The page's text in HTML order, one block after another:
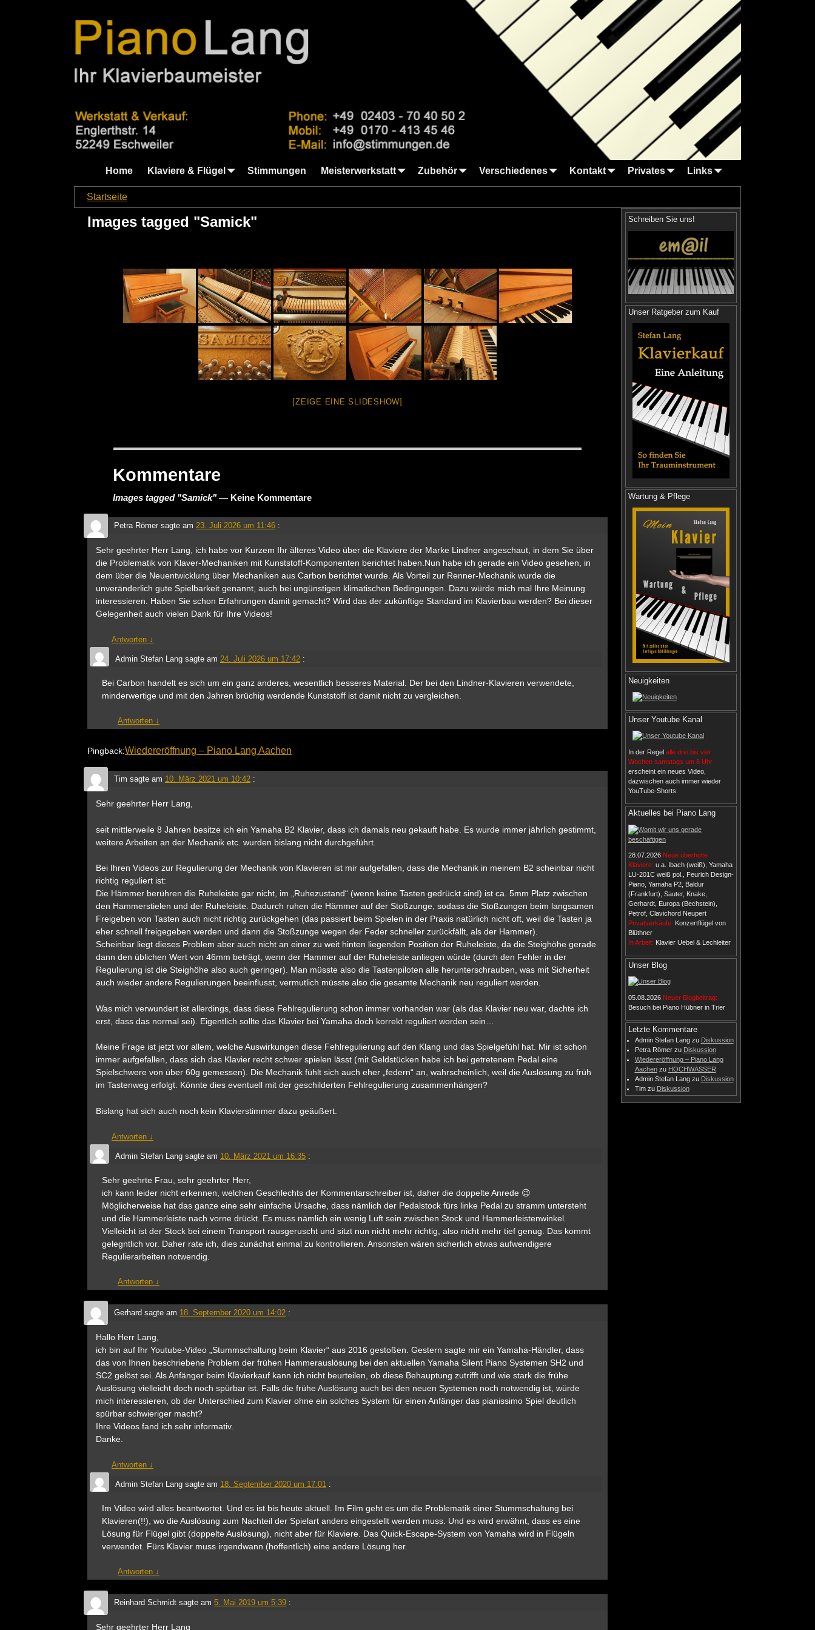
Home Klaviere & Flügel Stimmungen Meisterwerkstatt Zubehör Verschiedenes Kontakt Privates Links
Startseite
Images tagged "Samick"
[ZEIGE EINE SLIDESHOW]
Kommentare
Images tagged "Samick"— Keine Kommentare
Petra Römer sagte am 23. Juli 2026 um 11:46 :
Sehr geehrter Herr Lang, ich habe vor Kurzem Ihr älteres Video über die Klaviere der Marke Lindner angeschaut, in dem Sie über
die Problematik von Klaver-Mechaniken mit Kunststoff-Komponenten berichtet haben.Nun habe ich gerade ein Video gesehen, in
dem über die Neuentwicklung über Mechaniken aus Carbon berichtet wurde. Als Vorteil zur Renner-Mechanik wurde die
unveränderlich gute Spielbarkeit genannt, auch bei ungünstigen klimatischen Bedingungen. Dazu würde mich mal Ihre Meinung
interessieren. Haben Sie schon Erfahrungen damit gemacht? Wird das der zukünftige Standard im Klavierbau werden? Bei dieser
Gelegenheit auch vielen Dank für Ihre Videos!
Antworten ↓
Admin Stefan Lang sagte am 24. Juli 2026 um 17:42 :
Bei Carbon handelt es sich um ein ganz anderes, wesentlich besseres Material. Der bei den Lindner-Klavieren verwendete,
minderwertige und mit den Jahren brüchig werdende Kunststoff ist damit nicht zu vergleichen.
Antworten ↓
Pingback:Wiedereröffnung – Piano Lang Aachen
Tim sagte am 10. März 2021 um 10:42 :
Sehr geehrter Herr Lang,
seit mittlerweile 8 Jahren besitze ich ein Yamaha B2 Klavier, dass ich damals neu gekauft habe. Es wurde immer jährlich gestimmt,
weitere Arbeiten an der Mechanik etc. wurden bislang nicht durchgeführt.
Bei Ihren Videos zur Regulierung der Mechanik von Klavieren ist mir aufgefallen, dass die Mechanik in meinem B2 scheinbar nicht
richtig reguliert ist:
Die Hämmer berühren die Ruheleiste gar nicht, im „Ruhezustand“ (wenn keine Tasten gedrückt sind) ist ca. 5mm Platz zwischen
den Hammerstielen und der Ruheleiste. Dadurch ruhen die Hämmer auf der Stoßzunge, sodass die Stoßzungen beim langsamen
Freigeben von Tasten auch nicht richtig zurückgehen (das passiert beim Spielen in der Praxis natürlich nicht oft, weil die Tasten ja
eher schnell freigegeben werden und dann die Stoßzunge wegen der Feder schneller zurückfällt, als der Hammer).
Scheinbar liegt dieses Problem aber auch nicht an einer zu weit hinten liegenden Position der Ruheleiste, da die Steighöhe gerade
dann den üblichen Wert von 46mm beträgt, wenn der Hammer auf der Ruheleiste anliegen würde (durch den Fehler in der
Regulierung ist die Steighöhe also auch geringer). Man müsste also die Tastenpiloten alle herunterschrauben, was mit Sicherheit
auch wieder andere Regulierungen beeinflusst, vermutlich müsste also die gesamte Mechanik neu reguliert werden.
Was mich verwundert ist allerdings, dass diese Fehlregulierung schon immer vorhanden war (als das Klavier neu war, dachte ich
erst, dass das normal sei). Eigentlich sollte das Klavier bei Yamaha doch korrekt reguliert worden sein…
Meine Frage ist jetzt vor allem, welche Auswirkungen diese Fehlregulierung auf den Klang und das Spielgefühl hat. Mir ist schon
immer aufgefallen, dass sich das Klavier recht schwer spielen lässt (mit Geldstücken habe ich bei getretenem Pedal eine
Spielschwere von über 60g gemessen). Die Mechanik fühlt sich auch eher „federn“ an, wahrscheinlich, weil die Auslösung zu früh
im Tastenweg erfolgt. Könnte dies eventuell mit der geschilderten Fehlregulierung zusammenhängen?
Bislang hat sich auch noch kein Klavierstimmer dazu geäußert.
Antworten ↓
Admin Stefan Lang sagte am 10. März 2021 um 16:35 :
Sehr geehrte Frau, sehr geehrter Herr,
ich kann leider nicht erkennen, welchen Geschlechts der Kommentarschreiber ist, daher die doppelte Anrede 😉
Möglicherweise hat das ganze eine sehr einfache Ursache, dass nämlich der Pedalstock fürs linke Pedal zu stramm untersteht
und die Hammerleiste nach vorne drückt. Es muss nämlich ein wenig Luft sein zwischen Stock und Hammerleistenwinkel.
Vielleicht ist der Stock bei einem Transport rausgeruscht und sitzt nun nicht mehr richtig, also nicht mehr tief genug. Das kommt
gelegntlich vor. Daher rate ich, dies zunächst einmal zu kontrollieren. Ansonsten wären sicherlich etwas aufwendigere
Regulierarbeiten notwendig.
Antworten ↓
Gerhard sagte am 18. September 2020 um 14:02 :
Hallo Herr Lang,
ich bin auf Ihr Youtube-Video „Stummschaltung beim Klavier“ aus 2016 gestoßen. Gestern sagte mir ein Yamaha-Händler, dass
das von Ihnen beschriebene Problem der frühen Hammerauslösung bei den aktuellen Yamaha Silent Piano Systemen SH2 und
SC2 gelöst sei. Als Anfänger beim Klavierkauf kann ich nicht beurteilen, ob diese Behauptung zutrifft und wie stark die frühe
Auslösung vielleicht doch noch spürbar ist. Falls die frühe Auslösung auch bei den neuen Systemen noch notwendig ist, würde
mich interessieren, ob der Unterschied zum Klavier ohne ein solches System für einen Anfänger das pianissimo Spiel deutlich
spürbar schwieriger macht?
Ihre Videos fand ich sehr informativ.
Danke.
Antworten ↓
Admin Stefan Lang sagte am 18. September 2020 um 17:01 :
Im Video wird alles beantwortet. Und es ist bis heute aktuell. Im Film geht es um die Problematik einer Stummschaltung bei
Klavieren(!!), wo die Auslösung zum Nachteil der Spielart anders eingestellt werden muss. Und es wird erwähnt, dass es eine
Lösung für Flügel gibt (doppelte Auslösung), nicht aber für Klaviere. Das Quick-Escape-System von Yamaha wird in Flügeln
verwendet. Fürs Klavier muss irgendwann (hoffentlich) eine andere Lösung her.
Antworten ↓
Reinhard Schmidt sagte am 5. Mai 2019 um 5:39 :
Sehr geehrter Herr Lang
Schreiben Sie uns!
Unser Ratgeber zum Kauf
Wartung & Pflege
Neuigkeiten
Unser Youtube Kanal
In der Regel alle drei bis vier
Wochen samstags um 8 Uhr
erscheint ein neues Video,
dazwischen auch immer wieder
YouTube-Shorts.
Aktuelles bei Piano Lang
28.07.2026 Neue überholte
Klaviere: u.a. Ibach (weiß), Yamaha
LU-201C weiß pol., Feurich Design-
Piano, Yamaha P2, Baldur
(Frankfurt), Sauter, Knake,
Gerhardt, Europa (Bechstein),
Petrof, Clavichord Neupert
Privatverkäufe: Konzertflügel von
Blüthner
In Arbeit: Klavier Uebel & Lechleiter
Unser Blog
05.08.2026 Neuer Blogbeitrag:
Besuch bei Piano Hübner in Trier
Letzte Kommentare
Admin Stefan Langzu Diskussion
Petra Römerzu Diskussion
Wiedereröffnung – Piano Lang
Aachenzu HOCHWASSER
Admin Stefan Langzu Diskussion
Timzu Diskussion